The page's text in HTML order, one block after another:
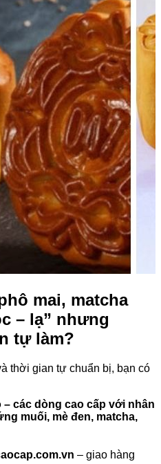
mai, matcha
– lạ” nhưng
tự làm?
thời gian tự chuẩn bị, bạn có
các dòng cao cấp với nhân
muối, mè đen, matcha,
– giao hàng